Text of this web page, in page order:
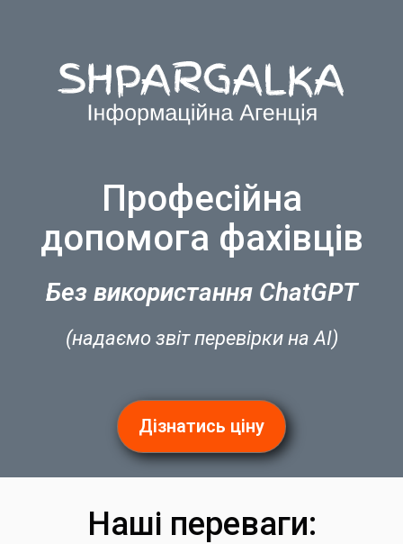
Професійна
допомога фахівців
Без використання ChatGPT
(надаємо звіт перевірки на AI)
Дізнатись ціну
Наші переваги: